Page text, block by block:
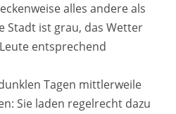
alles andere als
Stadt ist grau, das Wetter
entsprechend
Tagen mittlerweile
Sie laden regelrecht dazu